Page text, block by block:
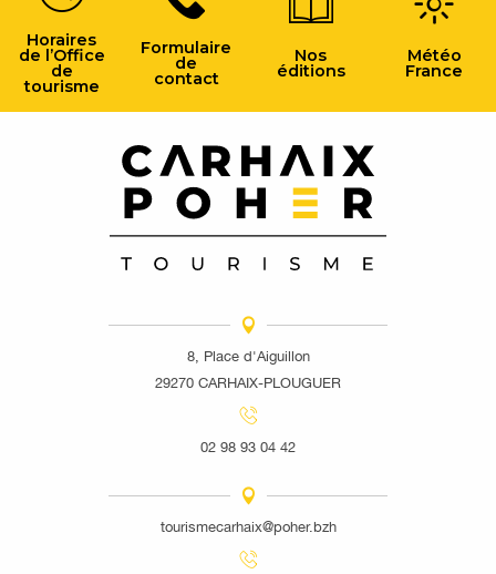
Horaires
de l’Office
de
tourisme
Formulaire
de
contact
Nos
éditions
Météo
France
8, Place d'Aiguillon
29270 CARHAIX-PLOUGUER
02 98 93 04 42
tourismecarhaix@poher.bzh